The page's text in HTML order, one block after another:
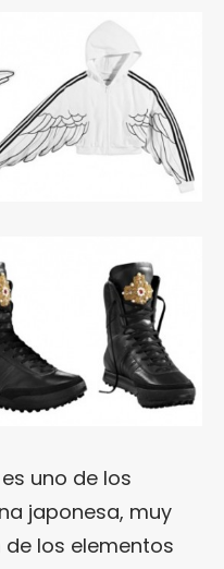
es uno de los
japonesa, muy
los elementos